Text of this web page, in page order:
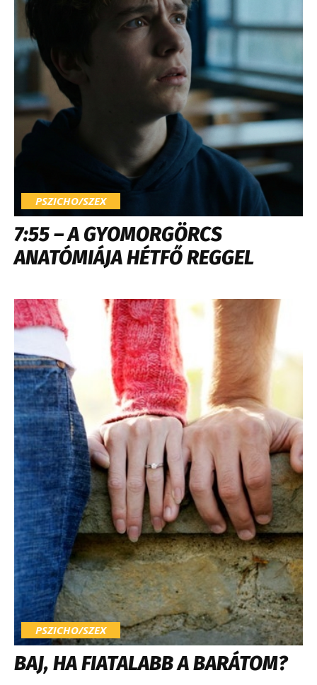
PSZICHO/SZEX
7:55 – A GYOMORGÖRCS
ANATÓMIÁJA HÉTFŐ REGGEL
PSZICHO/SZEX
BAJ, HA FIATALABB A BARÁTOM?